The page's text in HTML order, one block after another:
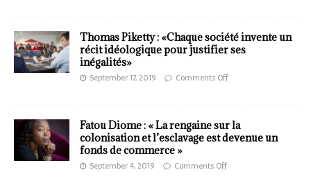
Thomas Piketty : «Chaque société invente un
récit idéologique pour justifier ses
inégalités»
September 17, 2019 Comments Off
Fatou Diome : « La rengaine sur la
colonisation et l’esclavage est devenue un
fonds de commerce »
September 4, 2019 Comments Off